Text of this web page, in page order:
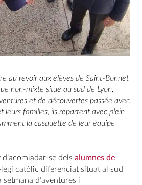
au revoir aux élèves de Saint-Bonnet
non-mixte situé au sud de Lyon.
et de découvertes passée avec
leurs familles, ils repartent avec plein
la casquette de leur équipe
se dels alumnes de
catòlic diferenciat situat al sud
setmana d’aventures i